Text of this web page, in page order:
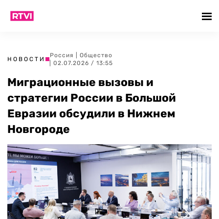
НОВОСТИ
Россия
Общество
| 02.07.2026 / 13:55
Миграционные вызовы и
стратегии России в Большой
Евразии обсудили в Нижнем
Новгороде